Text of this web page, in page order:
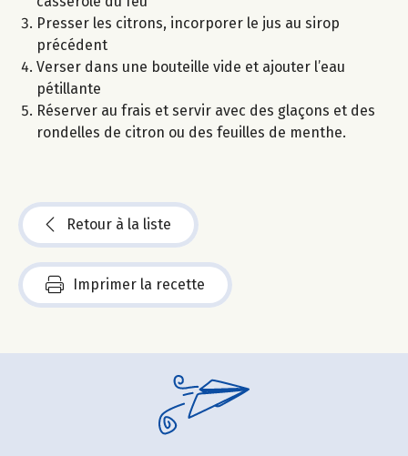
Presser les citrons, incorporer le jus au sirop
précédent
Verser dans une bouteille vide et ajouter l’eau
pétillante
Réserver au frais et servir avec des glaçons et des
rondelles de citron ou des feuilles de menthe.
Retour à la liste
Imprimer la recette